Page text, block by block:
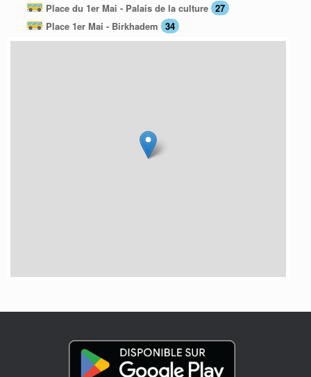
Place du 1er Mai - Palais de la culture 27
Place 1er Mai - Birkhadem 34